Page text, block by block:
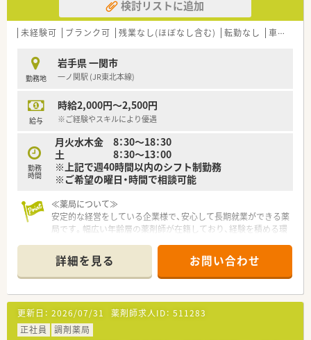
検討リストに追加
未経験可 ブランク可 残業なし(ほぼなし含む) 転勤なし 車通勤可
勤務地
岩手県 一関市
一ノ関駅 (JR東北本線)
給与
時給2,000円～2,500円
※ご経験やスキルにより優遇
勤務
時間
月火水木金 8：30～18：30
土 8：30～13：00
※上記で週40時間以内のシフト制勤務
※ご希望の曜日・時間で相談可能
≪薬局について≫
安定的な経営をしている企業様で、安心して長期就業ができる薬
局です。幅広い年齢層の薬剤師が在籍しており、経験を積める環
配りができ、社員の定着率も良い薬局様です。
詳細を見る お問い合わせ
更新日： 2026/07/31 薬剤師求人ID： 511283
正社員
調剤薬局